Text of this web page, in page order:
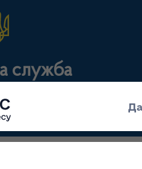
служба
Для громадськості